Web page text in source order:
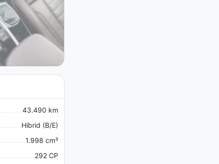
43.490 km
Hibrid (B/E)
1.998 cm³
292 CP